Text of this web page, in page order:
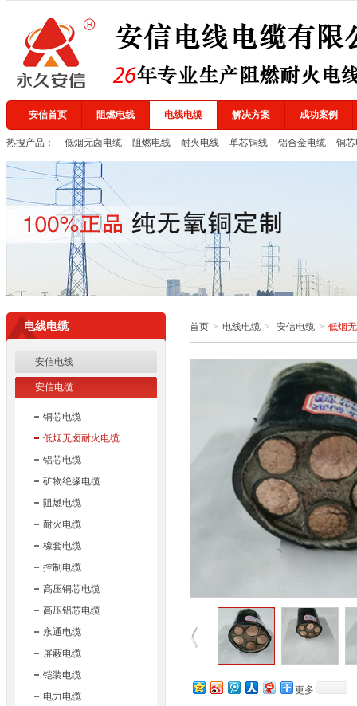
安信首页 阻燃电线 电线电缆 解决方案 成功案例
热搜产品： 低烟无卤电缆 阻燃电线 耐火电线 单芯铜线 铝合金电缆 铜
电线电缆
安信电线
安信电缆
铜芯电缆
低烟无卤耐火电缆
铝芯电缆
矿物绝缘电缆
阻燃电缆
耐火电缆
橡套电缆
控制电缆
高压铜芯电缆
高压铝芯电缆
永通电缆
屏蔽电缆
铠装电缆
电力电缆
中国国家强制性产品认证证书
中国国家强制性产品认证证书
首页 > 电线电缆 > 安信电缆 > 低烟
更多